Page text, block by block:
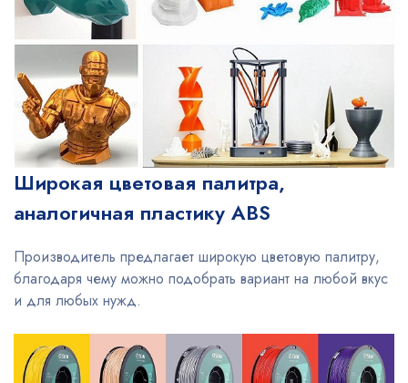
Широкая цветовая палитра,
аналогичная пластику ABS
Производитель предлагает широкую цветовую палитру,
благодаря чему можно подобрать вариант на любой вкус
и для любых нужд.